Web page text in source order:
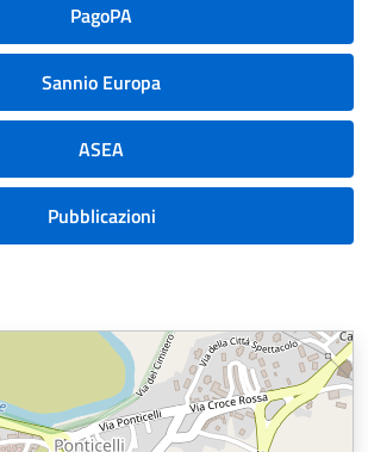
PagoPA
Sannio Europa
ASEA
Pubblicazioni